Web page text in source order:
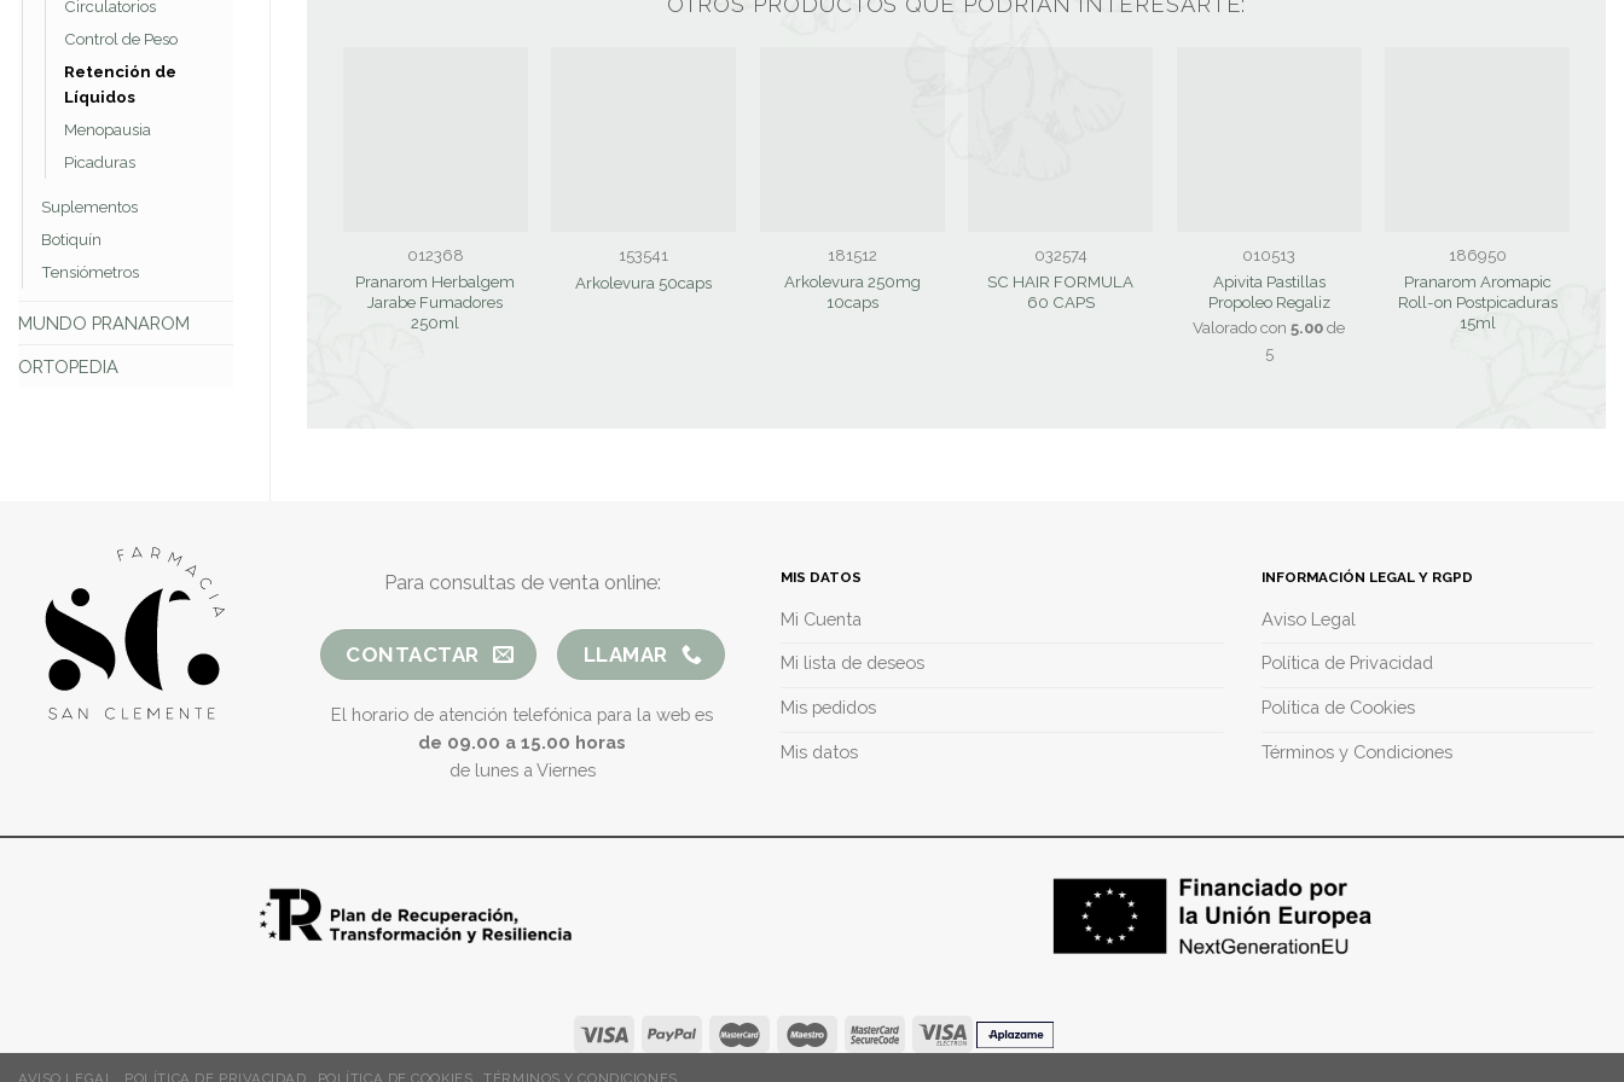
Circulatorios
Control de Peso
Retención de
Líquidos
Menopausia
Picaduras
Suplementos
Botiquín
Tensiómetros
MUNDO PRANAROM
ORTOPEDIA
012368
Pranarom Herbalgem
Jarabe Fumadores
250ml
153541
Arkolevura 50caps
181512
Arkolevura 250mg
10caps
032574
SC HAIR FORMULA
60 CAPS
010513
Apivita Pastillas
Propoleo Regaliz
Valorado con5.00 de
5
186950
Pranarom Aromapic
Roll-on Postpicaduras
15ml
Para consultas de venta online:
CONTACTAR LLAMAR
El horario de atención telefónica para la web es
de 09.00 a 15.00 horas
de lunes a Viernes
MIS DATOS
Mi Cuenta
Mi lista de deseos
Mis pedidos
Mis datos
INFORMACIÓN LEGAL Y RGPD
Aviso Legal
Política de Privacidad
Política de Cookies
Términos y Condiciones